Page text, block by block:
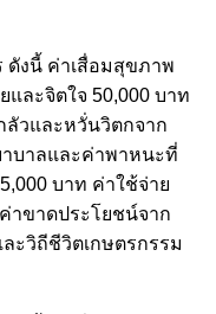
ดังนี้ ค่าเสื่อมสุขภาพ
ละจิตใจ 50,000 บาท
ลัวและหวั่นวิตกจาก
าบาลและค่าพาหนะที่
บาท ค่าใช้จ่าย
าขาดประโยชน์จาก
ะวิถีชีวิตเกษตรกรรม